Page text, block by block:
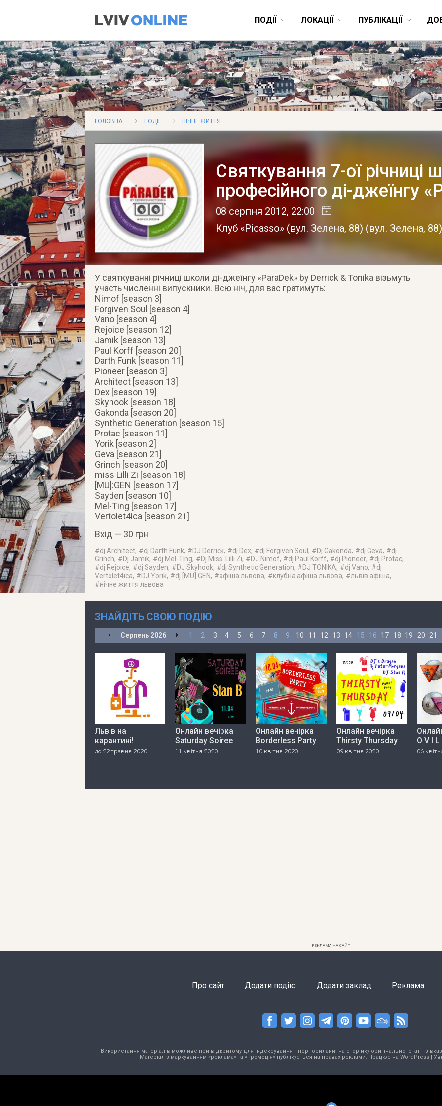
ПОДІЇ ЛОКАЦІЇ ПУБЛІКАЦІЇ
ГОЛОВНА ПОДІЇ НІЧНЕ ЖИТТЯ
Святкування 7-ої річниці
професійного ді-джеїнгу
08 серпня 2012, 22:00
Клуб «Picasso» (вул. Зелена, 88) (вул. Зелена, 88)
У святкуванні річниці школи ді-джеїнгу «ParaDek» by Derrick & Tonika візьмуть
участь численні випускники. Всю ніч, для вас гратимуть:
Nimof [season 3]
Forgiven Soul [season 4]
Vano [season 4]
Rejoice [season 12]
Jamik [season 13]
Paul Korff [season 20]
Darth Funk [season 11]
Pioneer [season 3]
Architect [season 13]
Dex [season 19]
Skyhook [season 18]
Gakonda [season 20]
Synthetic Generation [season 15]
Protac [season 11]
Yorik [season 2]
Geva [season 21]
Grinch [season 20]
miss Lilli Zi [season 18]
[MU]:GEN [season 17]
Sayden [season 10]
Mel-Ting [season 17]
Vertolet4ica [season 21]
Вхід — 30 грн
#dj Architect, #dj Darth Funk, #DJ Derrick, #dj Dex, #dj Forgiven Soul , #Dj Gakonda, #dj Geva, #dj
Grinch, #Dj Jamik, #dj Mel-Ting, #Dj Miss. Lilli Zi, #DJ Nimof, #dj Paul Korff, #dj Pioneer, #dj Protac,
#dj Rejoice, #dj Sayden, #DJ Skyhook, #dj Synthetic Generation, #DJ TONIKA, #dj Vano, #dj
Vertolet4ica, #DJ Yorik, #dj [MU]:GEN, #афіша львова, #клубна афіша львова, #львів афіша,
#нічне життя львова
ЗНАЙДІТЬ СВОЮ ПОДІЮ
Серпень 2026 1 2 3 4 5 6 7 8 9 10 11 12 13 14 15 16 17 18 19 20 21
Львів на
карантині!
до 22 травня 2020
Онлайн вечірка
Saturday Soiree
11 квітня 2020
Онлайн вечірка
Borderless Party
10 квітня 2020
Онлайн вечірка
Thirsty Thursday
09 квітня 2020
O V I
06
РЕКЛАМА НА САЙТІ
Про сайт Додати подію Додати заклад Реклама
Використання матеріалів можливе при відкритому для індексування гіперпосиланні на сторінку оригінальної статті з
Матеріал з маркуванням «реклама» та «промоція» публікується на правах реклами. Працює на WordPress|